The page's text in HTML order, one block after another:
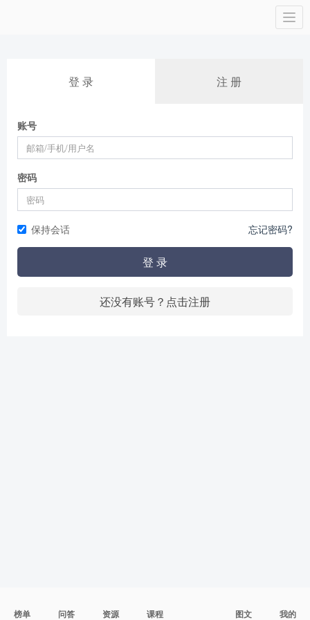
登 录 注 册
账号
密码
保持会话 忘记密码?
登 录
还没有账号？点击注册
榜单 问答 资源 课程 图文 我的